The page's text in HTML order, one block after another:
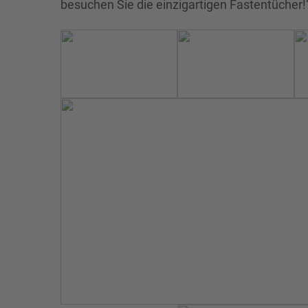
besuchen Sie die einzigartigen